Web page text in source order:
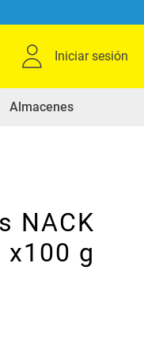
Iniciar sesión
Almacenes
NACK
x100 g